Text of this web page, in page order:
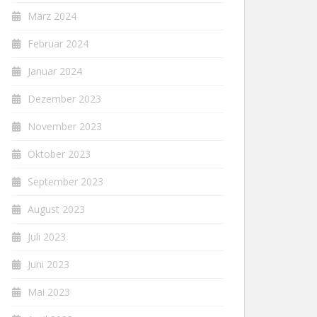
März 2024
Februar 2024
Januar 2024
Dezember 2023
November 2023
Oktober 2023
September 2023
August 2023
Juli 2023
Juni 2023
Mai 2023